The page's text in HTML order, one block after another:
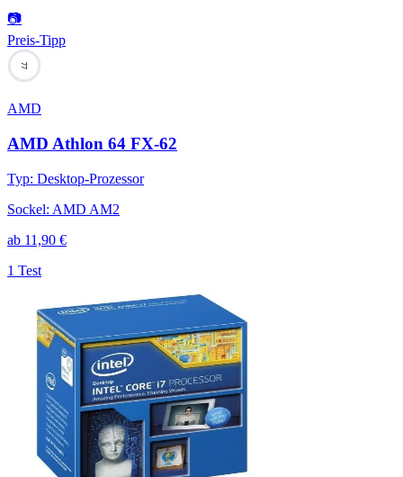
📷
Preis-Tipp
77
AMD
AMD Athlon 64 FX-62
Typ: Desktop-Prozessor
Sockel: AMD AM2
ab 11,90 €
1 Test